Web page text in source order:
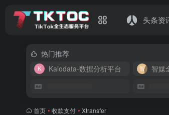
头条资
热门推荐
Kalodata-数据分析平台
智媒
首页 • 收款支付 • Xtransfer